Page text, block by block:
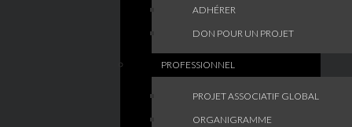
ADHÉRER
DON POUR UN PROJET
PROFESSIONNEL
PROJET ASSOCIATIF GLOBAL
ORGANIGRAMME